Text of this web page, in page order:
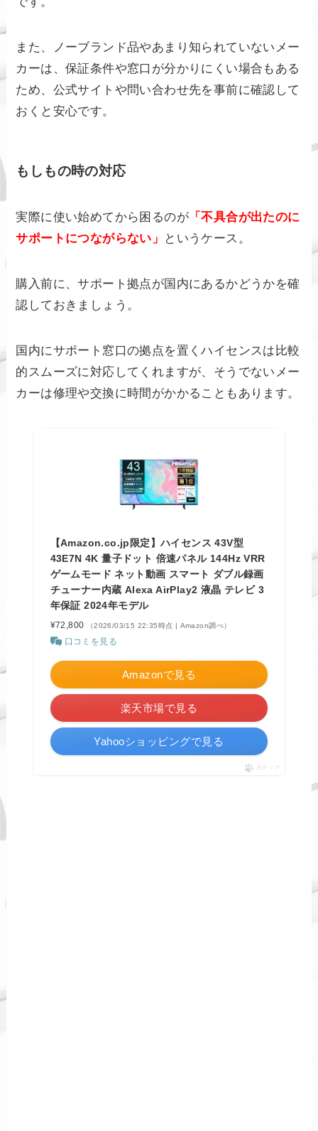
また、ノーブランド品やあまり知られていないメー
カーは、保証条件や窓口が分かりにくい場合もある
ため、公式サイトや問い合わせ先を事前に確認して
おくと安心です。
もしもの時の対応
実際に使い始めてから困るのが 「不具合が出たのに
サポートにつながらない」
というケース。
購入前に、サポート拠点が国内にあるかどうかを確
認しておきましょう。
国内にサポート窓口の拠点を置くハイセンスは比較
的スムーズに対応してくれますが、そうでないメー
カーは修理や交換に時間がかかることもあります。
【Amazon.co.jp限定】ハイセンス 43V型
43E7N 4K 量子ドット 倍速パネル 144Hz VRR
ゲームモード ネット動画 スマート ダブル録画
チューナー内蔵 Alexa AirPlay2 液晶 テレビ 3
年保証 2024年モデル
¥72,800 （2026/03/15 22:35時点 | Amazon調べ）
口コミを見る
Amazonで見る
楽天市場で見る
Yahooショッピングで見る
ポチップ